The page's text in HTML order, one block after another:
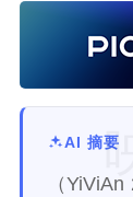
AI 摘要
（